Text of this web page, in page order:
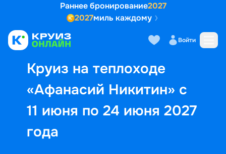
Раннее бронирование2027
2027миль каждому
Войти
Круиз на теплоходе
«Афанасий Никитин» с
11 июня по 24 июня 2027
года
Выбор кают Маршрут и